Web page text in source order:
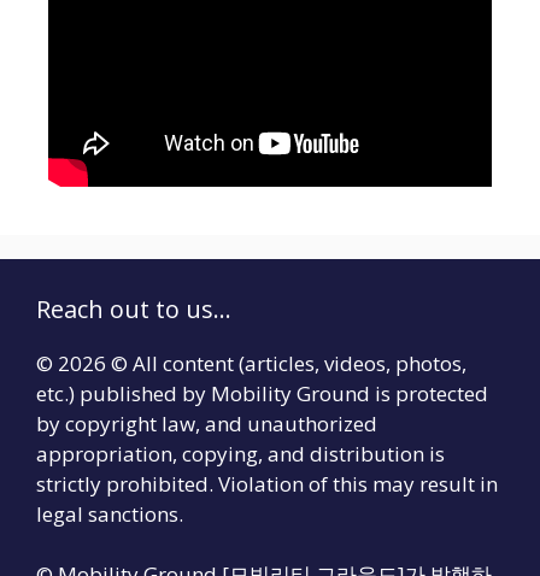
Reach out to us...
© 2026 © All content (articles, videos, photos,
etc.) published by Mobility Ground is protected
by copyright law, and unauthorized
appropriation, copying, and distribution is
strictly prohibited. Violation of this may result in
legal sanctions.